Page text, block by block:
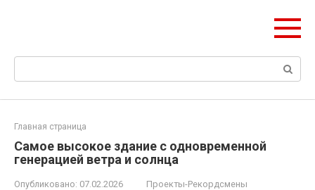
Поиск:
Главная страница
Самое высокое здание с одновременной
генерацией ветра и солнца
Опубликовано: 07.02.2026 Проекты-Рекордсмены